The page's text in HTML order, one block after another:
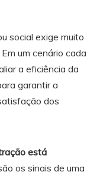
social exige muito
um cenário cada
a eficiência da
garantir a
dos
está
os sinais de uma